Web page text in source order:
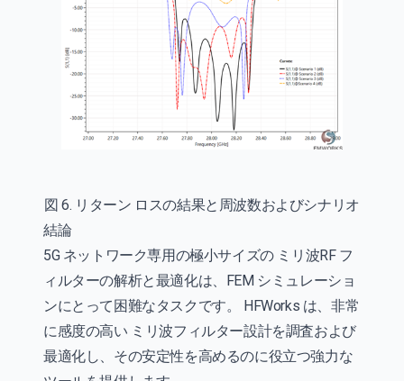
図 6. リターン ロスの結果と周波数およびシナリオ
結論
5G ネットワーク専用の極小サイズの ミリ波RF フ
ィルターの解析と最適化は、FEM シミュレーショ
ンにとって困難なタスクです。 HFWorks は、非常
に感度の高い ミリ波フィルター設計を調査および
最適化し、その安定性を高めるのに役立つ強力な